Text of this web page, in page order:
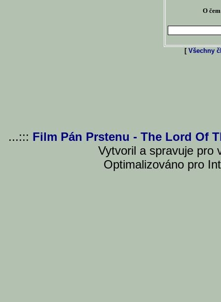
O
[ Všechny
...::: Film Pán Prstenu - The Lord Of
Vytvoril a spravuje pro
Optimalizováno pro